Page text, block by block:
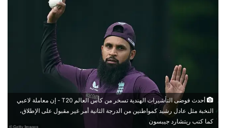
أحدث فوضى التأشيرات الهندية تسخر من كأس العالم T20 - إن معاملة لاعبي
النخبة مثل عادل رشيد كمواطنين من الدرجة الثانية أمر غير مقبول على الإطلاق،
كما كتب ريتشارد جيبسون